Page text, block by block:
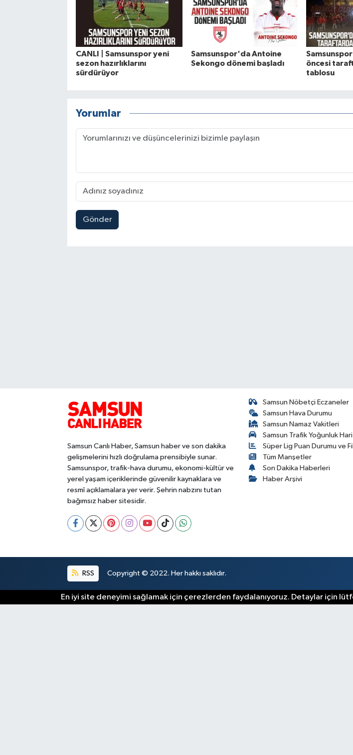
CANLI | Samsunspor yeni
sezon hazırlıklarını
sürdürüyor
Samsunspor'da Antoine
Sekongo dönemi başladı
öncesi
tablosu
Yorumlar
Gönder
Samsun Canlı Haber, Samsun haber ve son dakika
gelişmelerini hızlı doğrulama prensibiyle sunar.
Samsunspor, trafik-hava durumu, ekonomi-kültür ve
yerel yaşam içeriklerinde güvenilir kaynaklara ve
resmî açıklamalara yer verir. Şehrin nabzını tutan
bağımsız haber sitesidir.
Samsun Nöbetçi Eczaneler
Samsun Hava Durumu
Samsun Namaz Vakitleri
Samsun Trafik Yoğunluk
Süper Lig Puan Durumu ve
Tüm Manşetler
Son Dakika Haberleri
Haber Arşivi
RSS Copyright © 2022. Her hakkı saklıdır.
En iyi site deneyimi sağlamak için çerezlerden faydalanıyoruz. Detaylar için